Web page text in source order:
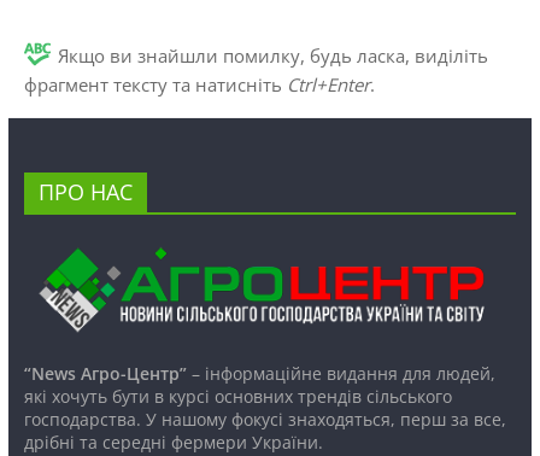
Якщо ви знайшли помилку, будь ласка, виділіть
фрагмент тексту та натисніть Ctrl+Enter.
ПРО НАС
“News Агро-Центр”– інформаційне видання для людей,
які хочуть бути в курсі основних трендів сільського
господарства. У нашому фокусі знаходяться, перш за все,
дрібні та середні фермери України.